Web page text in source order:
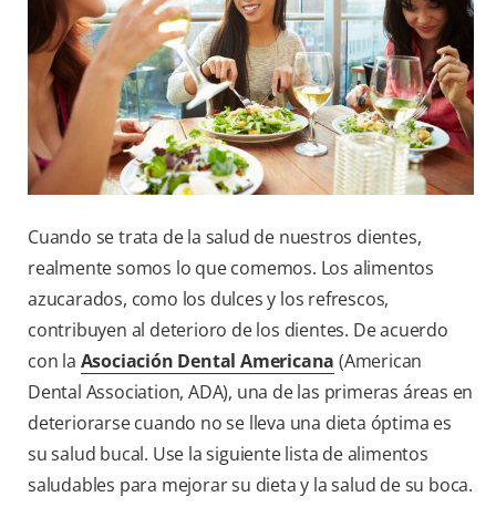
DONDE COMPRAR
MX (ES)
SUSCRÍBASE
Cuando se trata de la salud de nuestros dientes,
realmente somos lo que comemos. Los alimentos
azucarados, como los dulces y los refrescos,
contribuyen al deterioro de los dientes. De acuerdo
con la Asociación Dental Americana (American
Dental Association, ADA), una de las primeras áreas en
deteriorarse cuando no se lleva una dieta óptima es
su salud bucal. Use la siguiente lista de alimentos
saludables para mejorar su dieta y la salud de su boca.